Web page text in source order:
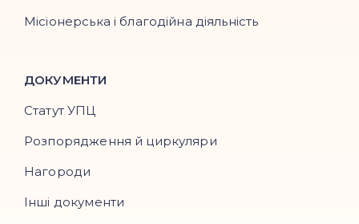
Місіонерська і благодійна діяльність
ДОКУМЕНТИ
Статут УПЦ
Розпорядження й циркуляри
Нагороди
Інші документи